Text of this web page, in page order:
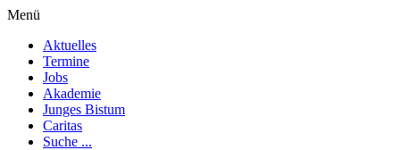
Menü
Aktuelles
Termine
Jobs
Akademie
Junges Bistum
Caritas
Suche ...